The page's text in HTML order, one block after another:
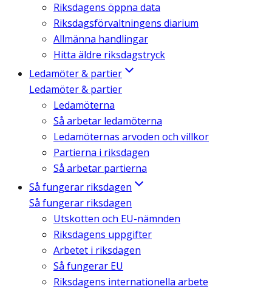
Riksdagens öppna data
Riksdagsförvaltningens diarium
Allmänna handlingar
Hitta äldre riksdagstryck
Ledamöter & partier
Ledamöter & partier
Ledamöterna
Så arbetar ledamöterna
Ledamöternas arvoden och villkor
Partierna i riksdagen
Så arbetar partierna
Så fungerar riksdagen
Så fungerar riksdagen
Utskotten och EU-nämnden
Riksdagens uppgifter
Arbetet i riksdagen
Så fungerar EU
Riksdagens internationella arbete